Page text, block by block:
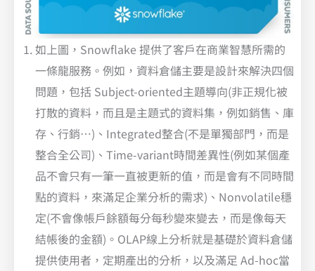
如上圖，Snowflake 提供了客戶在商業智慧所需的
一條龍服務。例如，資料倉儲主要是設計來解決四個
問題，包括 Subject-oriented主題導向(非正規化被
打散的資料，而且是主題式的資料集，例如銷售、庫
存、行銷…)、Integrated整合(不是單獨部門，而是
整合全公司)、Time-variant時間差異性(例如某個產
品不會只有一筆一直被更新的值，而是會有不同時間
點的資料，來滿足企業分析的需求)、Nonvolatile穩
定(不會像帳戶餘額每分每秒變來變去，而是像每天
結帳後的金額)。OLAP線上分析就是基礎於資料倉儲
提供使用者，定期產出的分析，以及滿足 Ad-hoc當